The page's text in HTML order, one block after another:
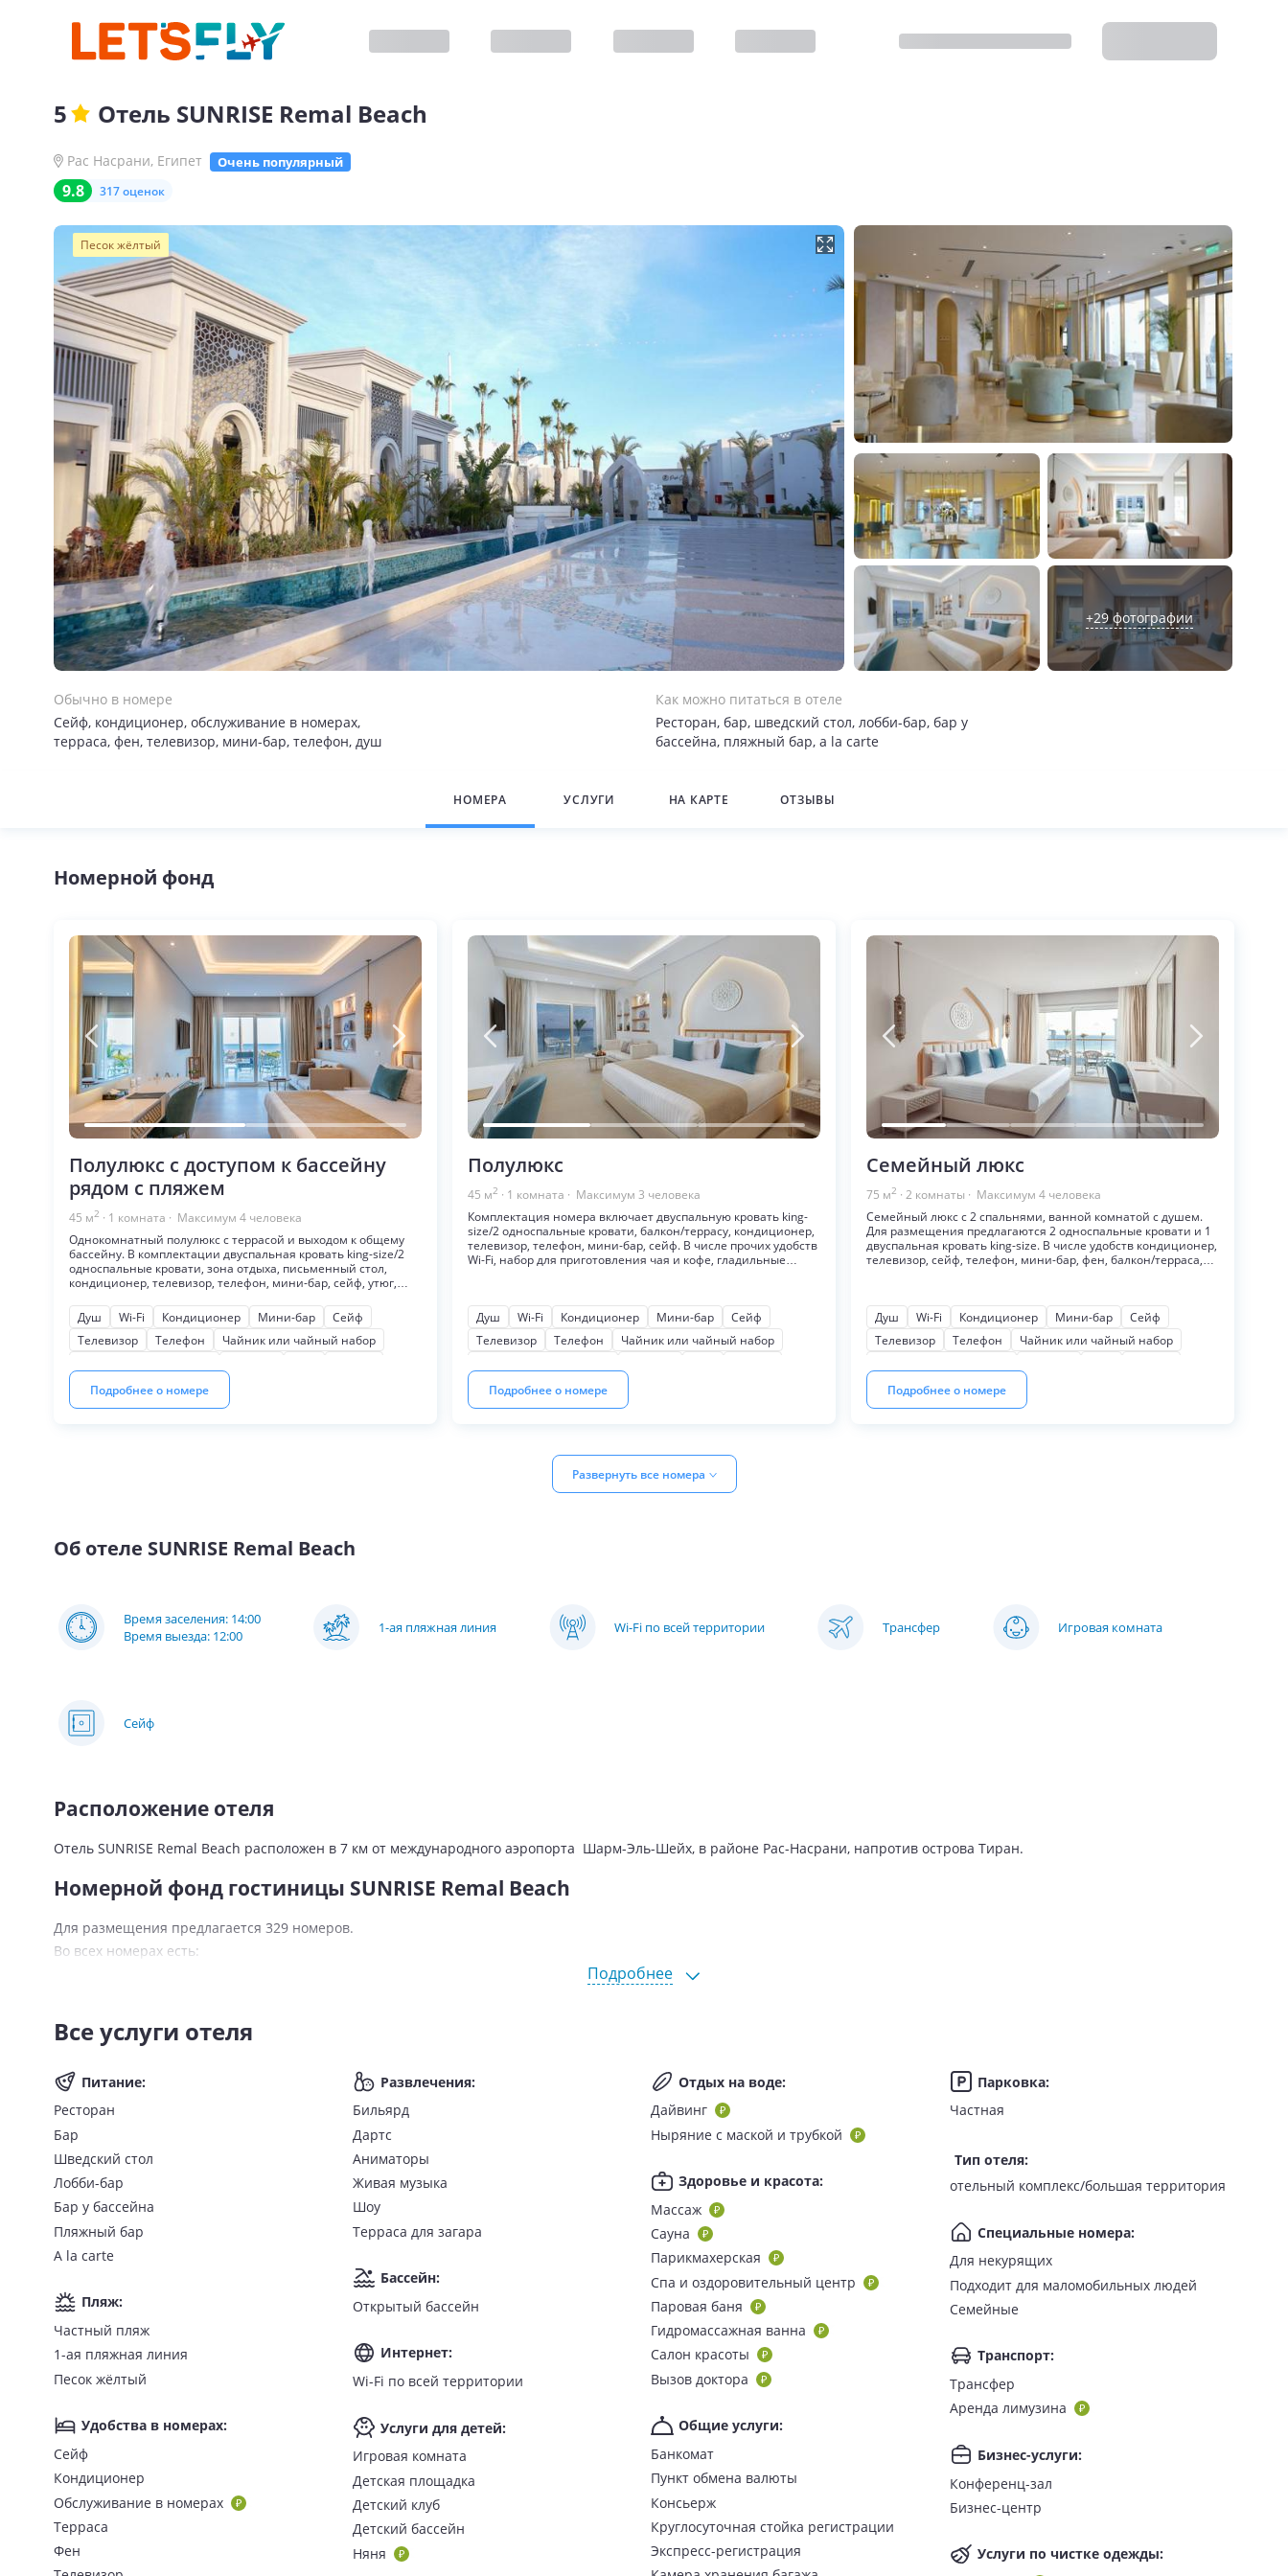
5 Отель SUNRISE Remal Beach
Рас Насрани, Египет Очень популярный
9.8 317 оценок
Песок жёлтый
+29 фотографии
Обычно в номере
Сейф, кондиционер, обслуживание в номерах,
терраса, фен, телевизор, мини-бар, телефон, душ
Как можно питаться в отеле
Ресторан, бар, шведский стол, лобби-бар, бар у
бассейна, пляжный бар, a la carte
НОМЕРА УСЛУГИ НА КАРТЕ ОТЗЫВЫ
Номерной фонд
Полулюкс с доступом к бассейну
рядом с пляжем
45 м2 · 1 комната · Максимум 4 человека
Однокомнатный полулюкс с террасой и выходом к общему
бассейну. В комплектации двуспальная кровать king-size/2
односпальные кровати, зона отдыха, письменный стол,
кондиционер, телевизор, телефон, мини-бар, сейф, утюг,
предоставляется фен, набор гостиничной косметики, халаты,
тапочки. Номер расположен рядом с пляжем.
Душ Wi-Fi Кондиционер Мини-бар
Сейф
Телевизор
Телефон
Чайник или чайный набор
Терраса
Для некурящих
Письменный стол
Шкаф или гардероб
Подробнее о номере
Полулюкс
45 м2 · 1 комната · Максимум 3 человека
Комплектация номера включает двуспальную кровать king-
size/2 односпальные кровати, балкон/террасу, кондиционер,
телевизор, телефон, мини-бар, сейф. В числе прочих удобств
Wi-Fi, набор для приготовления чая и кофе, гладильные
Душ
Wi-Fi Кондиционер Мини-бар
Сейф
Телевизор
Телефон
Чайник или чайный набор
Балкон
Для некурящих
Мягкая мебель
Письменный стол
Подробнее о номере
Семейный люкс
75 м2 · 2 комнаты · Максимум 4 человека
Семейный люкс с 2 спальнями, ванной комнатой с душем.
Для размещения предлагаются 2 односпальные кровати и 1
двуспальная кровать king-size. В числе удобств кондиционер,
телевизор, сейф, телефон, мини-бар, фен, балкон/терраса,
Душ
Wi-Fi Кондиционер Мини-бар
Сейф
Телевизор
Телефон
Чайник или чайный набор
Балкон
Для некурящих
Письменный стол
Шкаф или гардероб
Подробнее о номере
Развернуть все номера
Об отеле SUNRISE Remal Beach
Время заселения: 14:00
Время выезда: 12:00
1-ая пляжная линия Wi-Fi по всей территории Трансфер Игровая комната
Сейф
Расположение отеля
Отель SUNRISE Remal Beach расположен в 7 км от международного аэропорта Шарм-Эль-Шейх, в районе Рас-Насрани, напротив острова Тиран.
Номерной фонд гостиницы SUNRISE Remal Beach
Для размещения предлагается 329 номеров.
Во всех номерах есть:
санузел с душем;
туалетно-косметические принадлежности;
мини-бар;
чайник;
принадлежности для чая и кофе;
электронный сейф.
Доступны семейные номера, номера для некурящих, номера для гостей с ограниченными возможностями.
Питание
Концепция питания:
», трехразовое питание по системе « шведский стол
» в главном ресторане отеля, местные алкогольные и безалкогольные напитки,
некоторые импортные напитки, игристое вино 24/7 в лобби-баре, мороженое и закуски в течение дня.
На территории отеля работают главный ресторан, 8 ресторанов а-ля карте (итальянский, греческий, тайский, азиатский — бесплатно, рестораны морепродуктов, фьюжн —
платно), лобби-бар, 4 бара у бассейна, бар Ivory Terrace, круглосуточный бар Indigo, 2 бара на пляже, бар Arena, бар Beans n' Cream. Гости могут пользоваться бесплатно
ресторанами а-ля карте в отеле Sunrise Remal Resort.
Удобства и развлечения в отеле «САНРАЙЗ Ремал Бич»
Подробнее
Все услуги отеля
Питание:
Ресторан
Бар
Шведский стол
Лобби-бар
Бар у бассейна
Пляжный бар
A la carte
Пляж:
Частный пляж
1-ая пляжная линия
Песок жёлтый
Удобства в номерах:
Сейф
Кондиционер
Обслуживание в номерах
Терраса
Фен
Развлечения:
Бильярд
Дартс
Аниматоры
Живая музыка
Шоу
Терраса для загара
Бассейн:
Открытый бассейн
Интернет:
Wi-Fi по всей территории
Услуги для детей:
Игровая комната
Детская площадка
Детский клуб
Детский бассейн
Няня
Отдых на воде:
Дайвинг
Ныряние с маской и трубкой
Здоровье и красота:
Массаж
Сауна
Парикмахерская
Спа и оздоровительный центр
Паровая баня
Гидромассажная ванна
Салон красоты
Вызов доктора
Общие услуги:
Банкомат
Пункт обмена валюты
Консьерж
Круглосуточная стойка регистрации
Экспресс-регистрация
Парковка:
Частная
Тип отеля:
отельный комплекс/большая территория
Специальные номера:
Для некурящих
Подходит для маломобильных людей
Семейные
Транспорт:
Трансфер
Аренда лимузина
Бизнес-услуги:
Конференц-зал
Бизнес-центр
Услуги по чистке одежды: